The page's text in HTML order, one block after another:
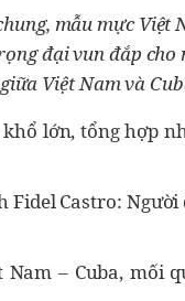
mẫu mực Việt
đại vun đắp cho
Việt Nam và
lớn, tổng hợp
Fidel Castro:
– Cuba, mối